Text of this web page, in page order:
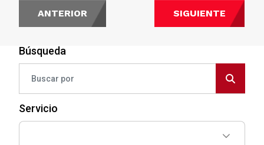
Búsqueda
Servicio
ANTERIOR SIGUIENTE